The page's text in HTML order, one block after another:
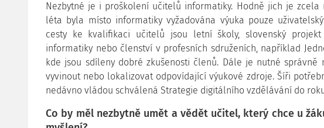
Nezbytné je i proškolení učitelů informatiky. Hodně jich je zcela
léta byla místo informatiky vyžadována výuka pouze
cesty ke kvalifikaci učitelů jsou letní školy, slovenský
informatiky nebo členství v profesních sdruženích, například
kde jsou sdíleny dobré zkušenosti členů. Dále je nutné správně
vyvinout nebo lokalizovat odpovídající výukové zdroje. Šíři
nedávno vládou schválená Strategie digitálního vzdělávání do
Co by měl nezbytně umět a vědět učitel, který chce u